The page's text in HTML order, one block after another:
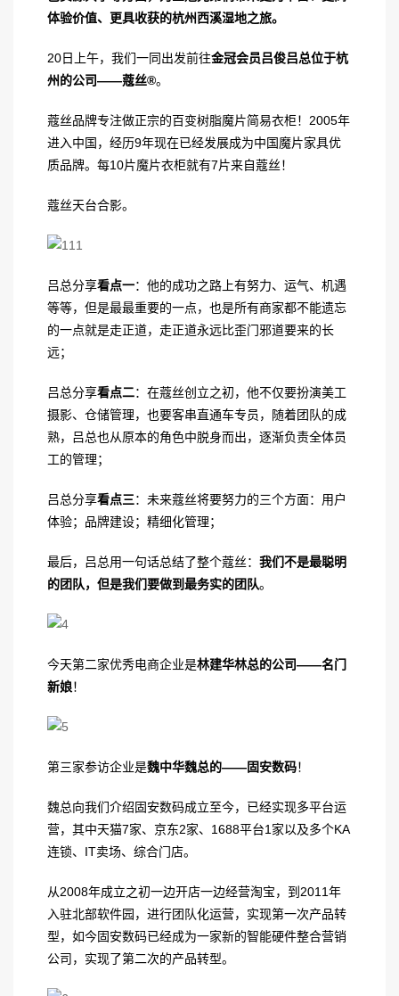
体验价值、更具收获的杭州西溪湿地之旅。
20日上午，我们一同出发前往金冠会员吕俊吕总位于杭
州的公司——蔻丝®。
蔻丝品牌专注做正宗的百变树脂魔片简易衣柜！2005年
进入中国，经历9年现在已经发展成为中国魔片家具优
质品牌。每10片魔片衣柜就有7片来自蔻丝！
蔻丝天台合影。
吕总分享看点一：他的成功之路上有努力、运气、机遇
等等，但是最最重要的一点，也是所有商家都不能遗忘
的一点就是走正道，走正道永远比歪门邪道要来的长
远；
吕总分享看点二：在蔻丝创立之初，他不仅要扮演美工
摄影、仓储管理，也要客串直通车专员，随着团队的成
熟，吕总也从原本的角色中脱身而出，逐渐负责全体员
工的管理；
吕总分享看点三：未来蔻丝将要努力的三个方面：用户
体验；品牌建设；精细化管理；
最后，吕总用一句话总结了整个蔻丝： 我们不是最聪明
的团队，但是我们要做到最务实的团队。
今天第二家优秀电商企业是林建华林总的公司——名门
新娘！
第三家参访企业是魏中华魏总的——固安数码！
魏总向我们介绍固安数码成立至今，已经实现多平台运
营，其中天猫7家、京东2家、1688平台1家以及多个KA
连锁、IT卖场、综合门店。
从2008年成立之初一边开店一边经营淘宝，到2011年
入驻北部软件园，进行团队化运营，实现第一次产品转
型，如今固安数码已经成为一家新的智能硬件整合营销
公司，实现了第二次的产品转型。